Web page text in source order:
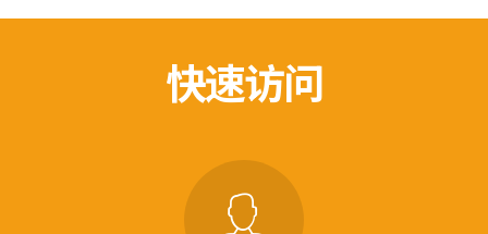
快速访问